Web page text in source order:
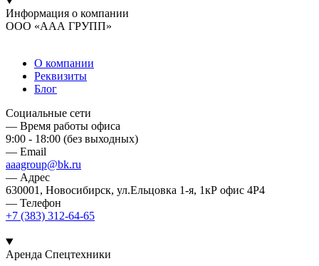
Информация о компании
ООО «ААА ГРУПП»
О компании
Реквизиты
Блог
Социальные сети
— Время работы офиса
9:00 - 18:00 (без выходных)
— Email
aaagroup@bk.ru
— Адрес
630001, Новосибирск, ул.Ельцовка 1-я, 1кР офис 4Р4
— Телефон
+7 (383) 312-64-65
Аренда Спецтехники